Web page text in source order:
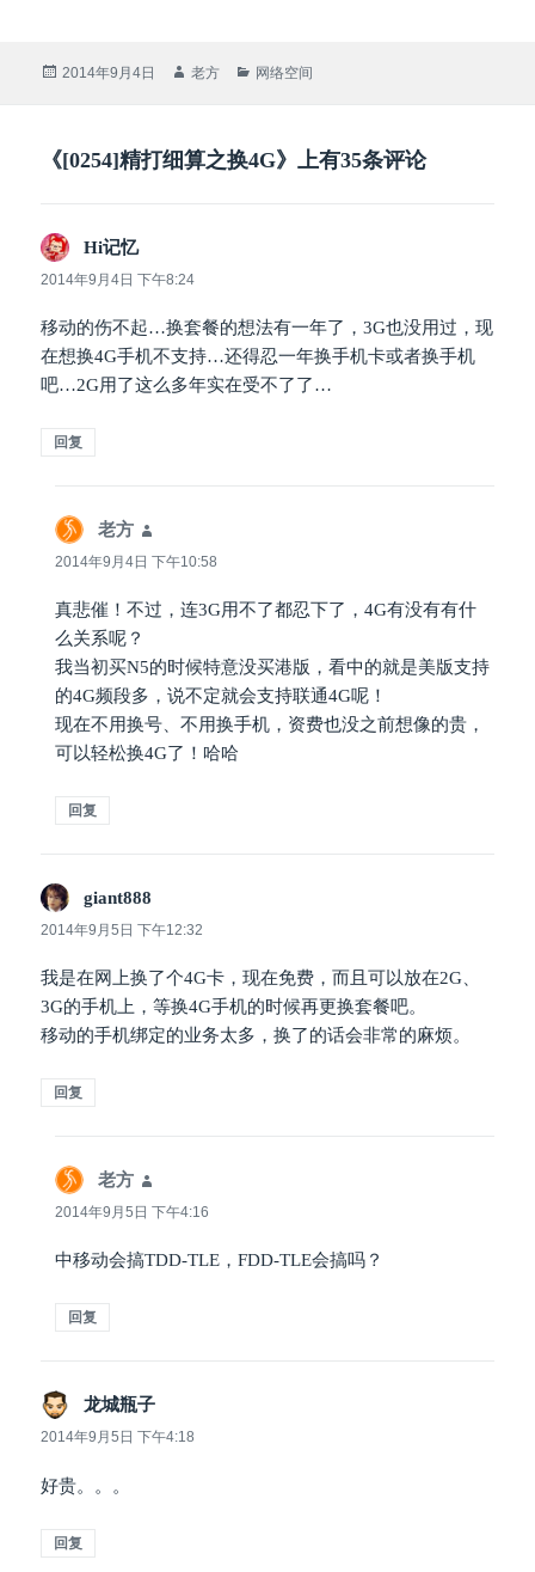
发
2014年9月4日
作
老方
分
网络空间
《[0254]精打细算之换4G》上有35条评论
Hi记忆说
道：
2014年9月4日 下午8:24
移动的伤不起…换套餐的想法有一年了，3G也没用过，现
在想换4G手机不支持…还得忍一年换手机卡或者换手机
吧…2G用了这么多年实在受不了了…
回复
老方
道：
2014年9月4日 下午10:58
真悲催！不过，连3G用不了都忍下了，4G有没有有什
么关系呢？
我当初买N5的时候特意没买港版，看中的就是美版支持
的4G频段多，说不定就会支持联通4G呢！
现在不用换号、不用换手机，资费也没之前想像的贵，
可以轻松换4G了！哈哈
回复
giant888
道：
2014年9月5日 下午12:32
我是在网上换了个4G卡，现在免费，而且可以放在2G、
3G的手机上，等换4G手机的时候再更换套餐吧。
移动的手机绑定的业务太多，换了的话会非常的麻烦。
回复
老方
道：
2014年9月5日 下午4:16
中移动会搞TDD-TLE，FDD-TLE会搞吗？
回复
龙城瓶子
道：
2014年9月5日 下午4:18
好贵。。。
回复